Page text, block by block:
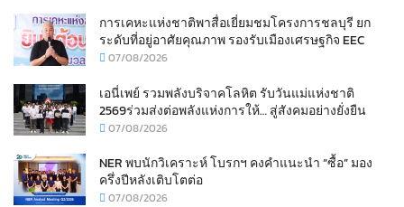
การเคหะแห่งชาติพาสื่อเยี่ยมชมโครงการชลบุรี ยก
ระดับที่อยู่อาศัยคุณภาพ รองรับเมืองเศรษฐกิจ EEC
07/08/2026
เอนี่เพย์ รวมพลังบริจาคโลหิต รับวันแม่แห่งชาติ
2569ร่วมส่งต่อพลังแห่งการให้… สู่สังคมอย่างยั่งยืน
07/08/2026
NER พบนักวิเคราะห์ โบรกฯ คงคำแนะนำ “ซื้อ” มอง
ครึ่งปีหลังเติบโตต่อ
07/08/2026